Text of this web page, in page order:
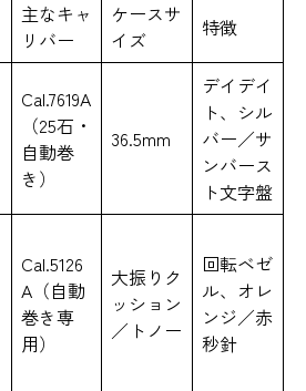
主なキャ
リバー
ケースサ
イズ
特徴
Cal.7619A
（25石・
自動巻
き）
36.5mm
デイデイ
ト、シル
バー／サ
ンバース
ト文字盤
Cal.5126
A（自動
巻き専
用）
大振りク
ッション
／トノー
回転ベゼ
ル、オレ
ンジ／赤
秒針